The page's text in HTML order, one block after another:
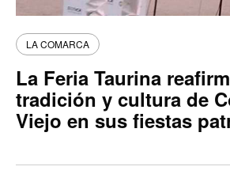
LA COMARCA
La Feria Taurina
tradición y cultura de
Viejo en sus fiestas